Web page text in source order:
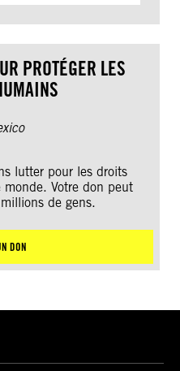
PROTÉGER LES
lutter pour les droits
Votre don peut
de gens.
DON